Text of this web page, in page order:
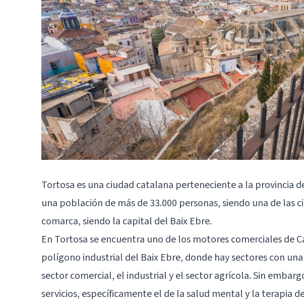
Tortosa es una ciudad catalana perteneciente a la provincia
una población de más de 33.000 personas, siendo una de las
comarca, siendo la capital del Baix Ebre.
En Tortosa se encuentra uno de los motores comerciales de
polígono industrial del Baix Ebre, donde hay sectores con
sector comercial, el industrial y el sector agrícola. Sin
servicios, específicamente el de la salud mental y la terapia